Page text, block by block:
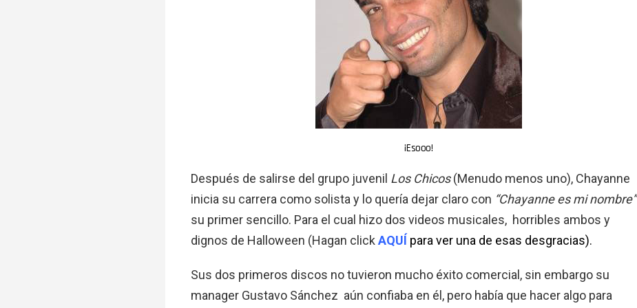
¡Esooo!
Después de salirse del grupo juvenil Los Chicos(Menudo menos uno), Chayanne
inicia su carrera como solista y lo quería dejar claro con “Chayanne es mi nombre”
su primer sencillo. Para el cual hizo dos videos musicales, horribles ambos y
dignos de Halloween (Hagan clickAQUÍ para ver una de esas desgracias).
Sus dos primeros discos no tuvieron mucho éxito comercial, sin embargo su
manager Gustavo Sánchez aún confiaba en él, pero había que hacer algo para